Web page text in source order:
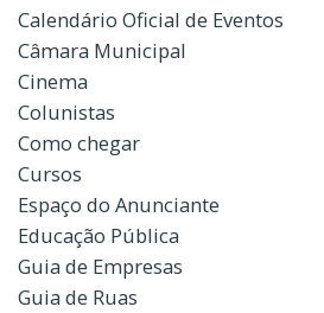
Calendário Oficial de Eventos
Câmara Municipal
Cinema
Colunistas
Como chegar
Cursos
Espaço do Anunciante
Educação Pública
Guia de Empresas
Guia de Ruas